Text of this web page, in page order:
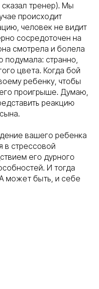
сказал тренер). Мы
происходит
человек не видит
сосредоточен на
смотрела и болела
подумала: странно,
цвета. Когда бой
ребенку, чтобы
проигрыше. Думаю,
реакцию
вашего ребенка
в стрессовой
его дурного
И тогда
может быть, и себе